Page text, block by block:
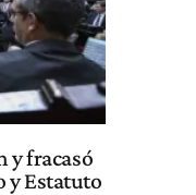
y fracasó
y Estatuto